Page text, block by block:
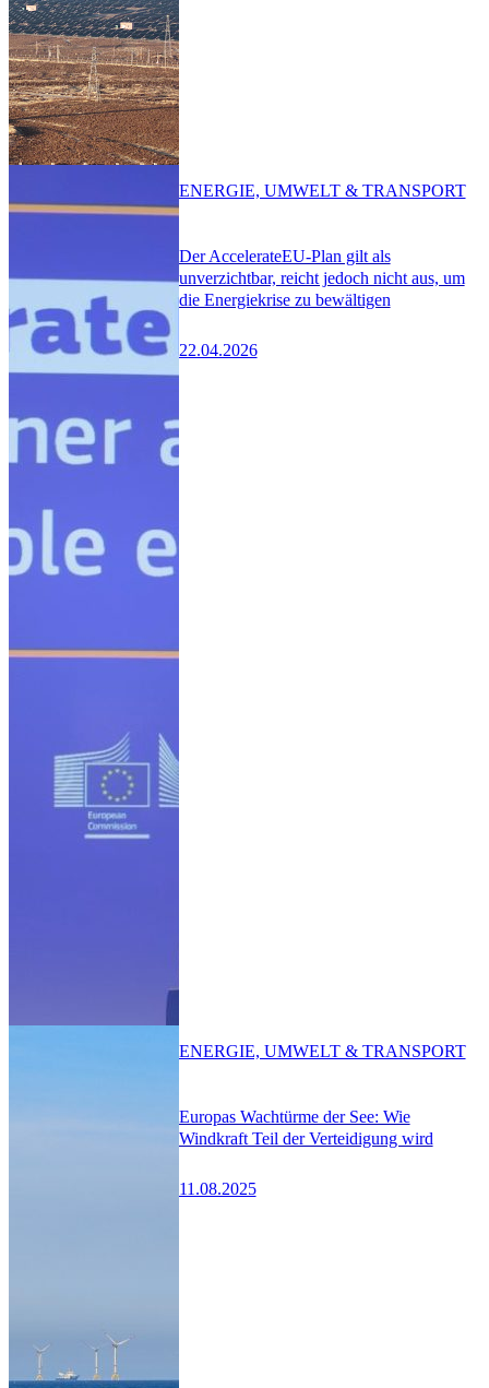
Der AccelerateEU-Plan gilt als
unverzichtbar, reicht jedoch nicht aus, um
die Energiekrise zu bewältigen
22.04.2026
ENERGIE, UMWELT & TRANSPORT
Europas Wachtürme der See: Wie
Windkraft Teil der Verteidigung wird
11.08.2025
ENERGIE, UMWELT & TRANSPORT